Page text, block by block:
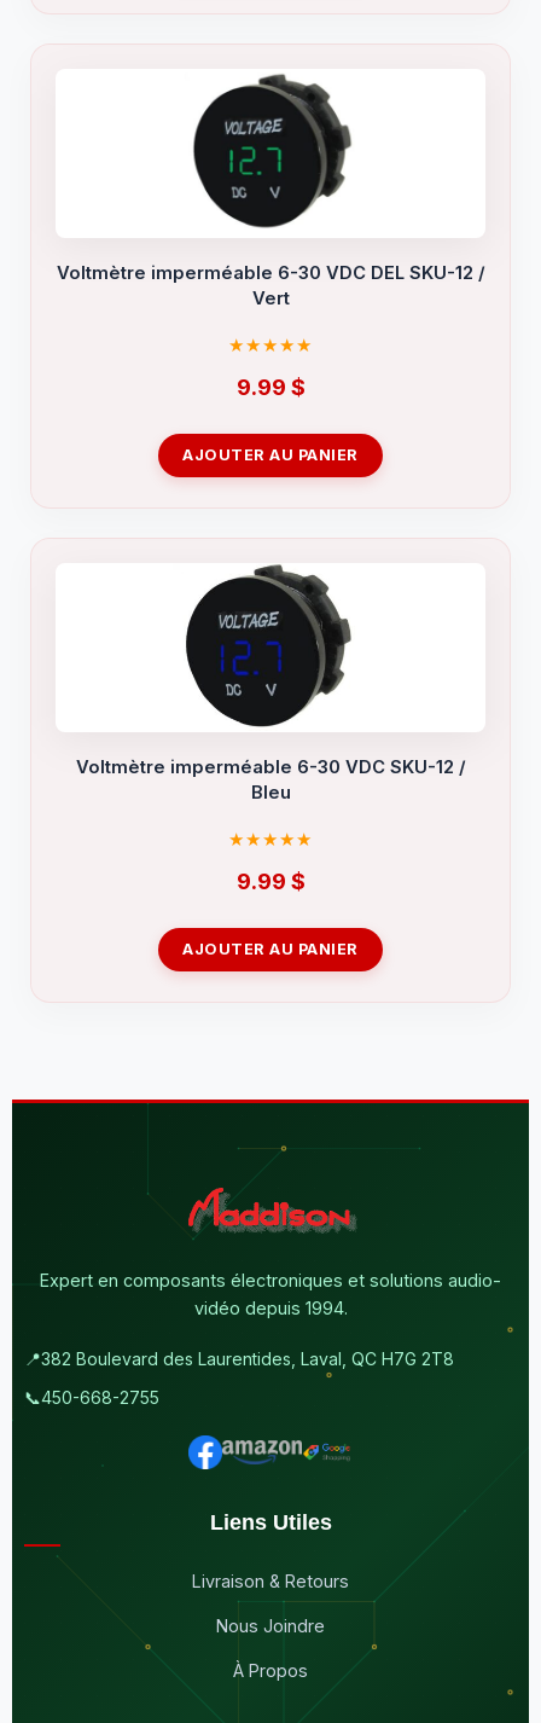
Voltmètre imperméable 6-30 VDC DEL SKU-12 /
Vert
9.99 $
AJOUTER AU PANIER
Voltmètre imperméable 6-30 VDC SKU-12 /
Bleu
9.99 $
AJOUTER AU PANIER
Expert en composants électroniques et solutions audio-
vidéo depuis 1994.
📍382 Boulevard des Laurentides, Laval, QC H7G 2T8
📞450-668-2755
Liens Utiles
Livraison & Retours
Nous Joindre
À Propos